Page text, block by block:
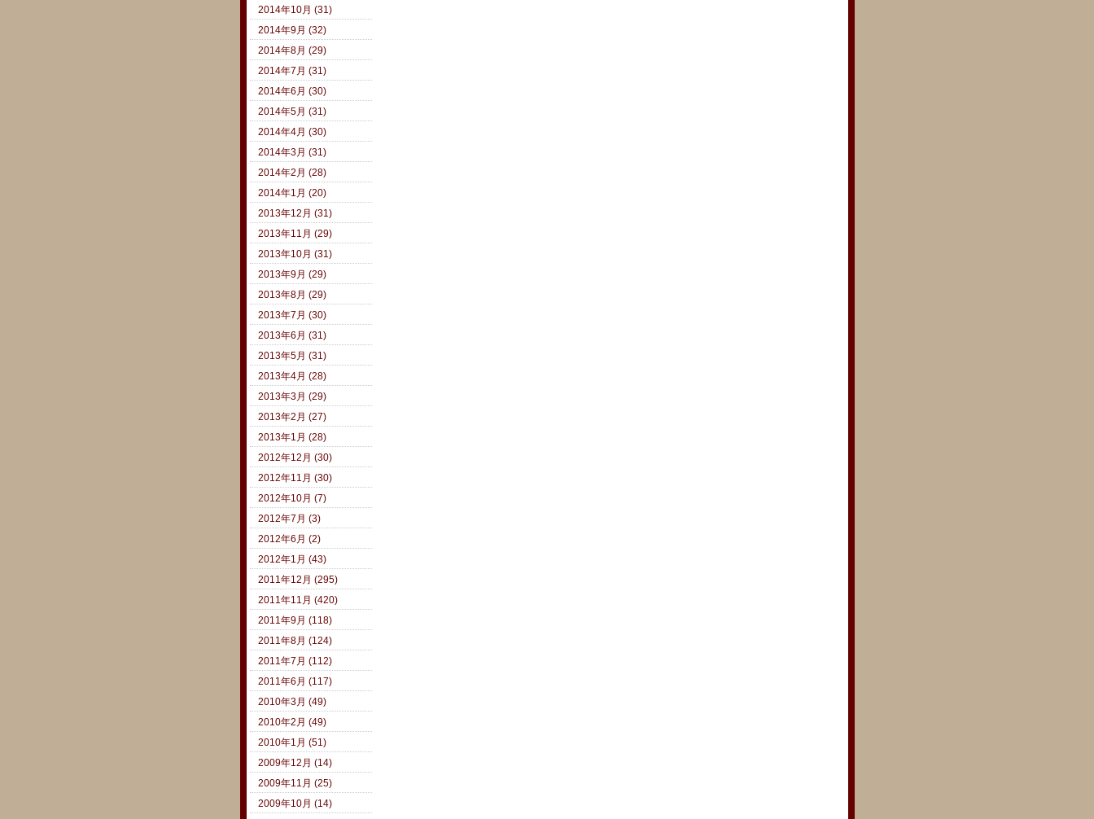
2014年10月 (31)
2014年9月 (32)
2014年8月 (29)
2014年7月 (31)
2014年6月 (30)
2014年5月 (31)
2014年4月 (30)
2014年3月 (31)
2014年2月 (28)
2014年1月 (20)
2013年12月 (31)
2013年11月 (29)
2013年10月 (31)
2013年9月 (29)
2013年8月 (29)
2013年7月 (30)
2013年6月 (31)
2013年5月 (31)
2013年4月 (28)
2013年3月 (29)
2013年2月 (27)
2013年1月 (28)
2012年12月 (30)
2012年11月 (30)
2012年10月 (7)
2012年7月 (3)
2012年6月 (2)
2012年1月 (43)
2011年12月 (295)
2011年11月 (420)
2011年9月 (118)
2011年8月 (124)
2011年7月 (112)
2011年6月 (117)
2010年3月 (49)
2010年2月 (49)
2010年1月 (51)
2009年12月 (14)
2009年11月 (25)
2009年10月 (14)